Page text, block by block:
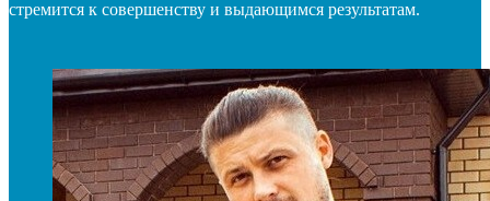
стремится к совершенству и выдающимся результатам.